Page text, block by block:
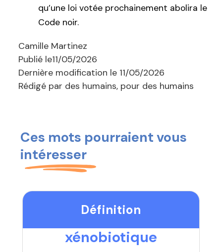
qu’une loi votée prochainement abolira le
Code noir.
Camille Martinez
Publié le11/05/2026
Dernière modification le 11/05/2026
Rédigé par des humains, pour des humains
Ces mots pourraient vous
intéresser
Définition
xénobiotique